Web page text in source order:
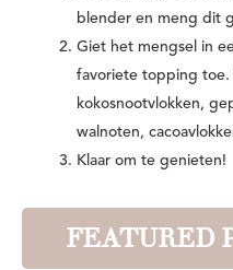
blender en meng dit
Giet het mengsel in
favoriete topping toe.
kokosnootvlokken,
walnoten,
Klaar om te genieten!
FEATURED